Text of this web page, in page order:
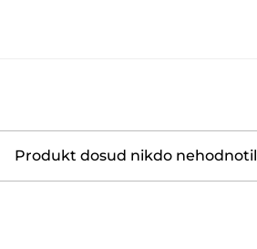
Produkt dosud nikdo nehodnotil